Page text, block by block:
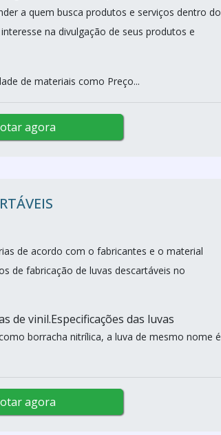
a quem busca produtos e serviços dentro do
na divulgação de seus produtos e
de materiais como Preço...
agora
de acordo com o fabricantes e o material
de fabricação de luvas descartáveis no
de vinil.Especificações das luvas
borracha nitrílica, a luva de mesmo nome é
agora